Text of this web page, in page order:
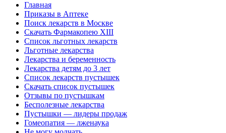
Главная
Приказы в Аптеке
Поиск лекарств в Москве
Скачать Фармакопею XIII
Список льготных лекарств
Льготные лекарства
Лекарства и беременность
Лекарства детям до 3 лет
Список лекарств пустышек
Скачать список пустышек
Отзывы по пустышкам
Бесполезные лекарства
Пустышки — лидеры продаж
Гомеопатия — лженаука